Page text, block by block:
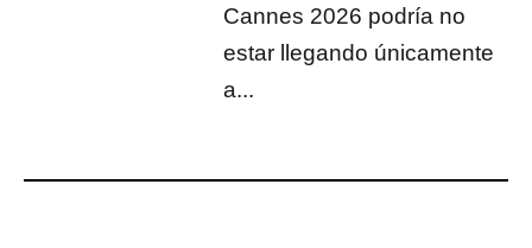
Cannes 2026 podría no
estar llegando únicamente
a...